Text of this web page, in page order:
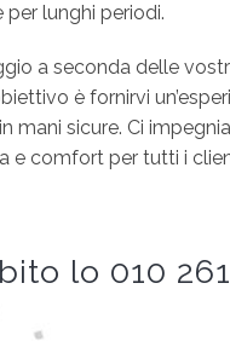
lunghi periodi.
a seconda delle
è fornirvi
mani sicure. Ci
e comfort per tutti i
lo 010